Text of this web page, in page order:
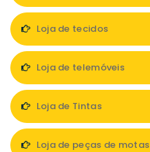
Loja de tecidos
Loja de telemóveis
Loja de Tintas
Loja de peças de motas